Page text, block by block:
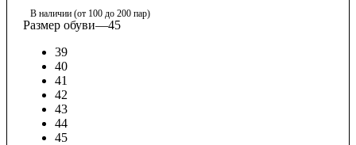
В наличии (от 100 до 200 пар)
Размер обуви—45
39
40
41
42
43
44
45